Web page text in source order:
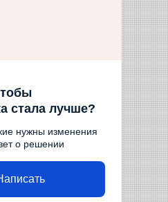
стала лучше?
нужны изменения
о решении